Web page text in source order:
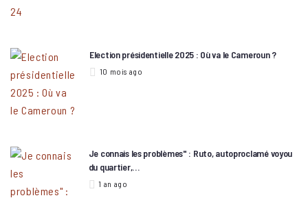
Election présidentielle 2025 : Où va le Cameroun ?
10 mois ago
Je connais les problèmes" : Ruto, autoproclamé voyou
du quartier,…
1 an ago